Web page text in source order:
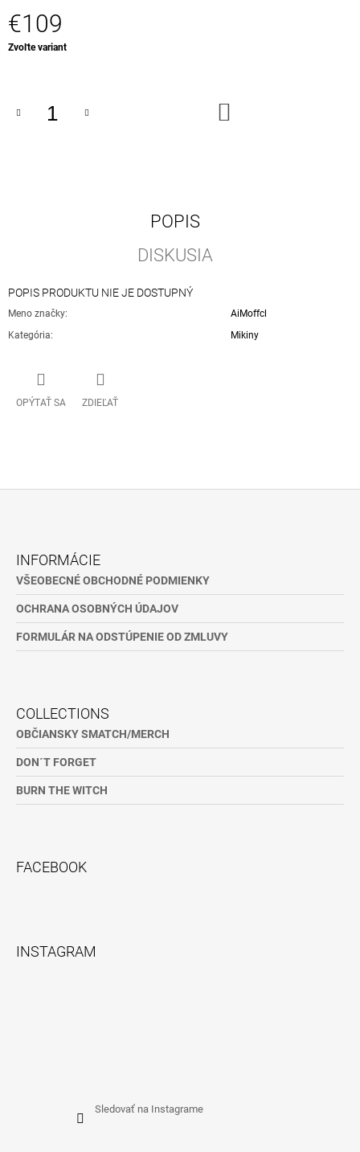
€109
Jednotková
Zvoľte variant
POPIS
DISKUSIA
POPIS PRODUKTU NIE JE DOSTUPNÝ
Meno značky:
AiMoffcl
Kategória: Mikiny
OPÝTAŤ SA ZDIEĽAŤ
INFORMÁCIE
VŠEOBECNÉ OBCHODNÉ PODMIENKY
OCHRANA OSOBNÝCH ÚDAJOV
FORMULÁR NA ODSTÚPENIE OD ZMLUVY
COLLECTIONS
OBČIANSKY SMATCH/MERCH
DON´T FORGET
BURN THE WITCH
FACEBOOK
INSTAGRAM
Sledovať na Instagrame